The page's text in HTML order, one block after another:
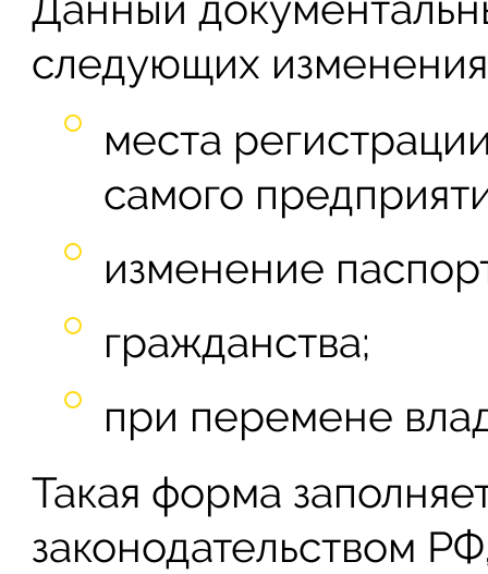
следующих
места
самого
изменение
гражданства;
при перемене
Такая форма
законодательством